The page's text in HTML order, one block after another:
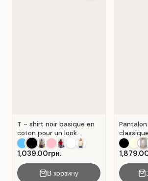
T - shirt noir basique en
coton pour un look
décontracté. Noir.
1,039.00грн.
В корзину
plissée.